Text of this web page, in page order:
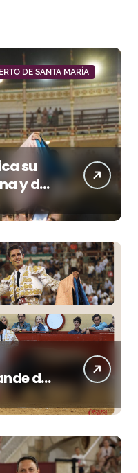
DE SANTA MARÍA
su
y dos
de